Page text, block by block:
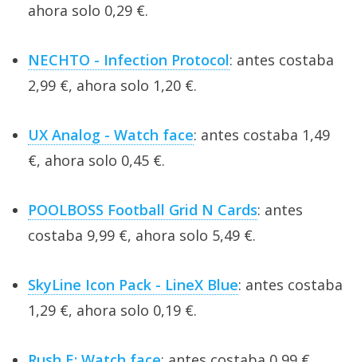
ahora solo 0,29 €.
NECHTO - Infection Protocol: antes costaba
2,99 €, ahora solo 1,20 €.
UX Analog - Watch face: antes costaba 1,49
€, ahora solo 0,45 €.
POOLBOSS Football Grid N Cards: antes
costaba 9,99 €, ahora solo 5,49 €.
SkyLine Icon Pack - LineX Blue: antes costaba
1,29 €, ahora solo 0,19 €.